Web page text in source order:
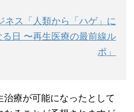
ネス「人類から「ハゲ」に
日 〜再生医療の最前線ル
ポ」
療が可能になったとして